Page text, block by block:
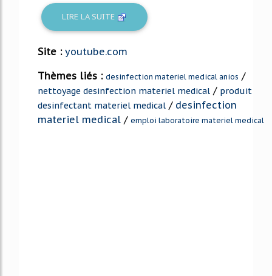
LIRE LA SUITE
Site : youtube.com
Thèmes liés : desinfection materiel medical anios /
nettoyage desinfection materiel medical / produit
desinfectant materiel medical / desinfection
materiel medical / emploi laboratoire materiel medical